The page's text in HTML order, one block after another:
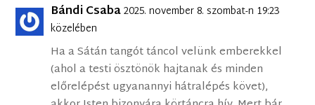
Bándi Csaba2025. november 8. szombat-n 19:23
közelében
Ha a Sátán tangót táncol velünk emberekkel
(ahol a testi ösztönök hajtanak és minden
előrelépést ugyanannyi hátralépés követ),